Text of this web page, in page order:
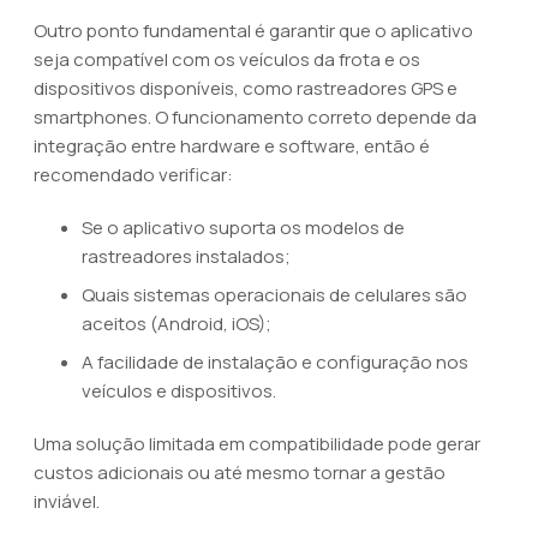
Outro ponto fundamental é garantir que o aplicativo
seja compatível com os veículos da frota e os
dispositivos disponíveis, como rastreadores GPS e
smartphones. O funcionamento correto depende da
integração entre hardware e software, então é
recomendado verificar:
Se o aplicativo suporta os modelos de
rastreadores instalados;
Quais sistemas operacionais de celulares são
aceitos (Android, iOS);
A facilidade de instalação e configuração nos
veículos e dispositivos.
Uma solução limitada em compatibilidade pode gerar
custos adicionais ou até mesmo tornar a gestão
inviável.